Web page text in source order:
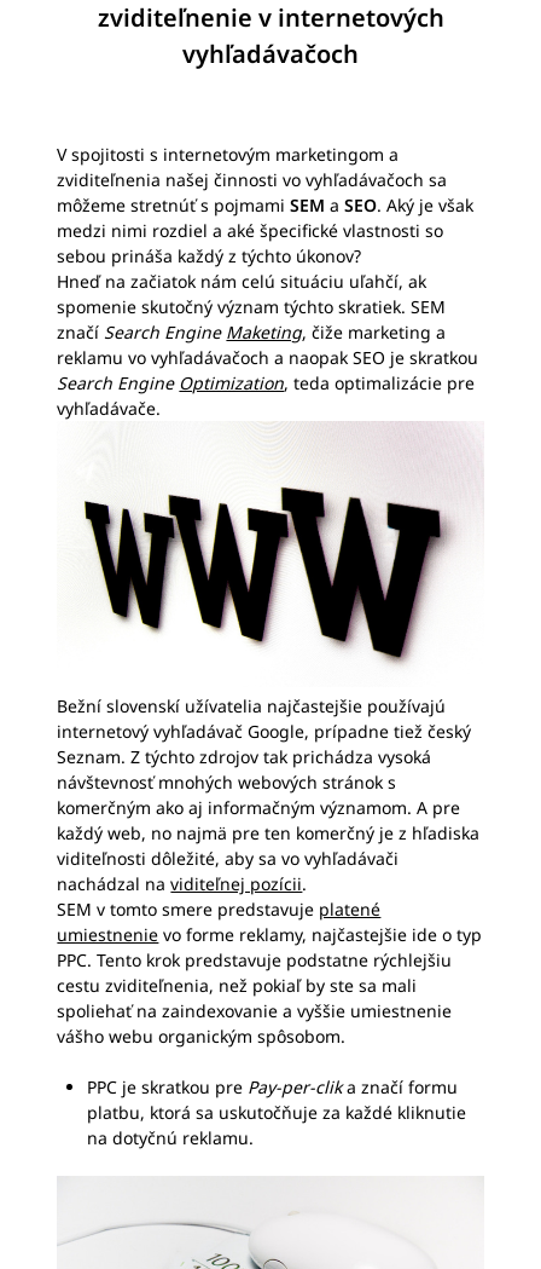
zviditeľnenie v internetových
vyhľadávačoch
V spojitosti s internetovým marketingom a
zviditeľnenia našej činnosti vo vyhľadávačoch sa
môžeme stretnúť s pojmamiSEMaSEO. Aký je však
medzi nimi rozdiel a aké špecifické vlastnosti so
sebou prináša každý z týchto úkonov?
Hneď na začiatok nám celú situáciu uľahčí, ak
spomenie skutočný význam týchto skratiek. SEM
značí Search Engine Maketing, čiže marketing a
reklamu vo vyhľadávačoch a naopak SEO je skratkou
Search Engine Optimization, teda optimalizácie pre
vyhľadávače.
Bežní slovenskí užívatelia najčastejšie používajú
internetový vyhľadávač Google, prípadne tiež český
Seznam. Z týchto zdrojov tak prichádza vysoká
návštevnosť mnohých webových stránok s
komerčným ako aj informačným významom. A pre
každý web, no najmä pre ten komerčný je z hľadiska
viditeľnosti dôležité, aby sa vo vyhľadávači
nachádzal naviditeľnej pozícii.
SEM v tomto smere predstavuje platené
umiestnenie vo forme reklamy, najčastejšie ide o typ
PPC. Tento krok predstavuje podstatne rýchlejšiu
cestu zviditeľnenia, než pokiaľ by ste sa mali
spoliehať na zaindexovanie a vyššie umiestnenie
vášho webu organickým spôsobom.
PPC je skratkou pre Pay-per-clika značí formu
platbu, ktorá sa uskutočňuje za každé kliknutie
na dotyčnú reklamu.